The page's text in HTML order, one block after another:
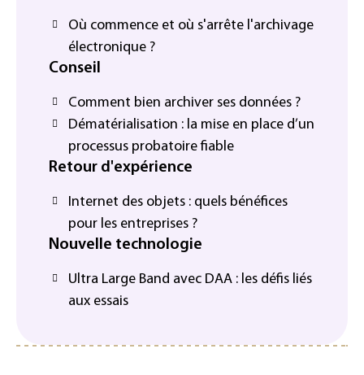
Où commence et où s'arrête l'archivage
électronique ?
Conseil
Comment bien archiver ses données ?
Dématérialisation : la mise en place d’un
processus probatoire fiable
Retour d'expérience
Internet des objets : quels bénéfices
pour les entreprises ?
Nouvelle technologie
Ultra Large Band avec DAA : les défis liés
aux essais